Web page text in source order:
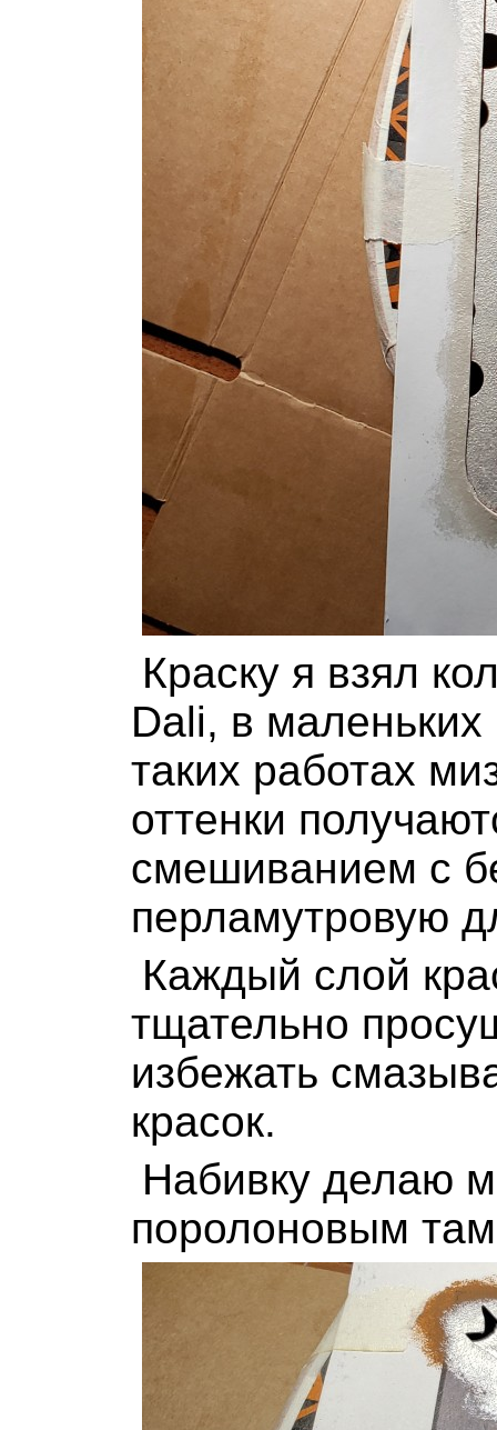
Краску я взял
Dali, в маленьких
таких работах
оттенки
смешиванием с
перламутровую
Каждый слой
тщательно
избежать
красок.
Набивку делаю
поролоновым